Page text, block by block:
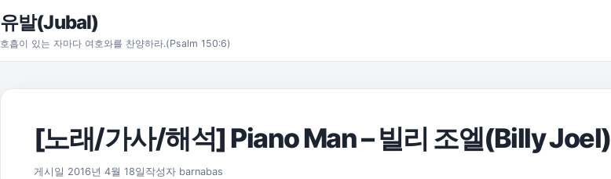
본문으로 건너뛰기
유발(Jubal)
호흡이 있는 자마다 여호와를 찬양하라.(Psalm 150:6)
[노래/가사/해석] Piano Man – 빌리 조엘(Billy Joel)
게시일 2016년 4월 18일 2021년 8월 5일
작성자 barnabas